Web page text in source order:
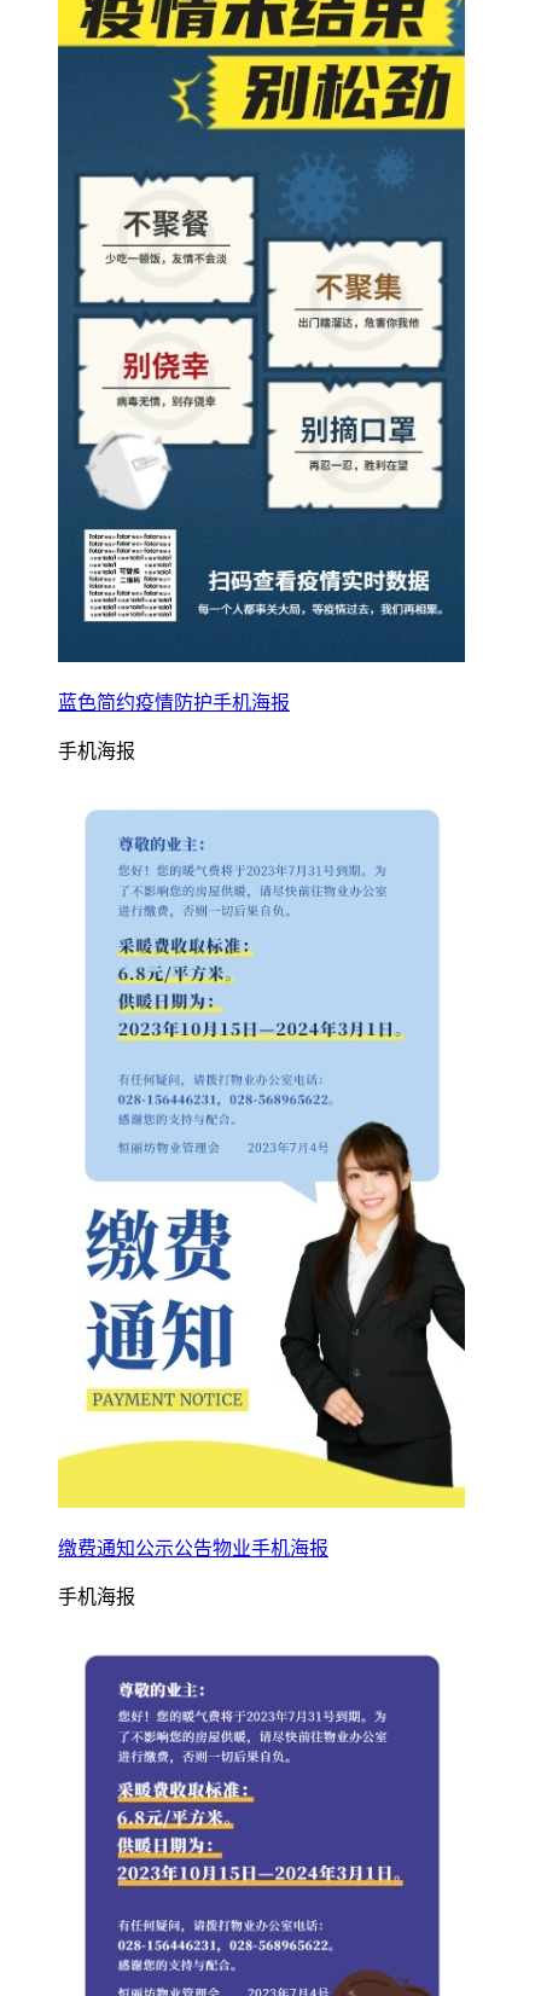
蓝色简约疫情防护手机海报
手机海报
缴费通知公示公告物业手机海报
手机海报